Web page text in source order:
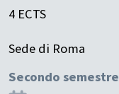
4 ECTS
Sede di Roma
Secondo semestre